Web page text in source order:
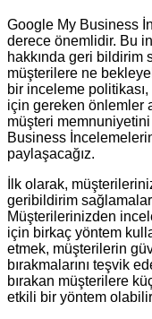
Google My Business
derece önemlidir. Bu
hakkında geri bildirim
müşterilere ne
bir inceleme
için gereken önlemler
müşteri
Business
paylaşacağız.
İlk olarak,
geribildirim
Müşterilerinizden
için birkaç yöntem
etmek, müşterilerin
bırakmalarını teşvik
bırakan müşterilere
etkili bir yöntem